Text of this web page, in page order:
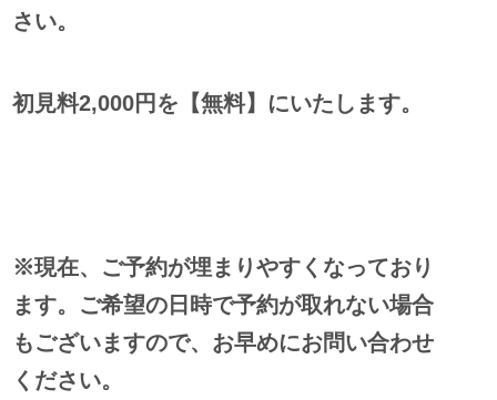
さい。
初見料2,000円を【無料】にいたします。
※現在、ご予約が埋まりやすくなっており
ます。ご希望の日時で予約が取れない場合
もございますので、お早めにお問い合わせ
ください。